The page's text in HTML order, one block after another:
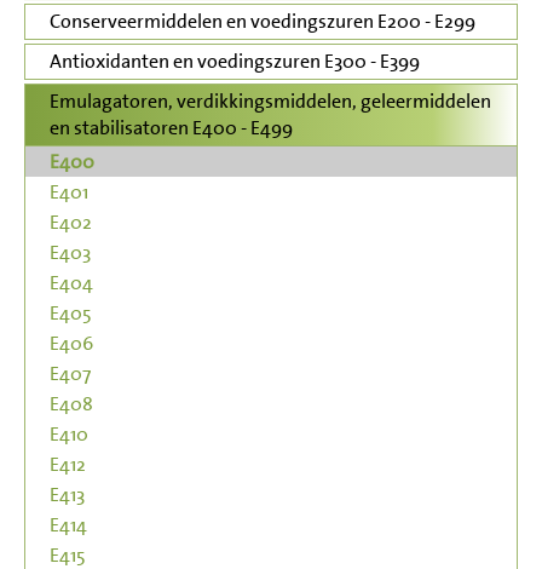
Conserveermiddelen en voedingszuren E200 - E299
Antioxidanten en voedingszuren E300 - E399
Emulagatoren, verdikkingsmiddelen, geleermiddelen
en stabilisatoren E400 - E499
E400
E401
E402
E403
E404
E405
E406
E407
E408
E410
E412
E413
E414
E415